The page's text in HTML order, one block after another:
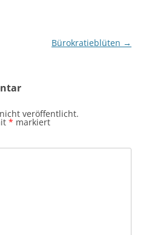
Bürokratieblüten →
veröffentlicht.
* markiert